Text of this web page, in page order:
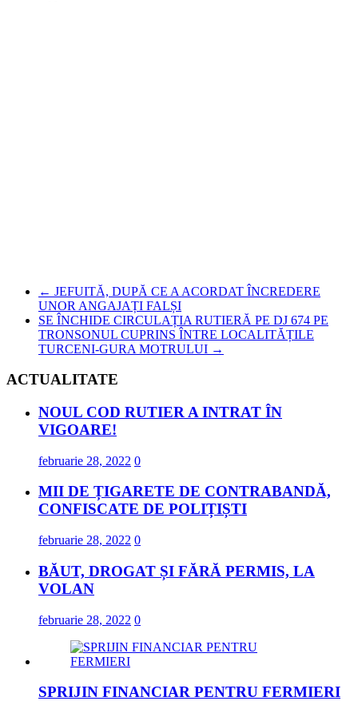
← JEFUITĂ, DUPĂ CE A ACORDAT ÎNCREDERE
UNOR ANGAJAȚI FALȘI
SE ÎNCHIDE CIRCULAȚIA RUTIERĂ PE DJ 674 PE
TRONSONUL CUPRINS ÎNTRE LOCALITĂȚILE
TURCENI-GURA MOTRULUI →
ACTUALITATE
NOUL COD RUTIER A INTRAT ÎN
VIGOARE!
februarie 28, 2022 0
MII DE ȚIGARETE DE CONTRABANDĂ,
CONFISCATE DE POLIȚIȘTI
februarie 28, 2022 0
BĂUT, DROGAT ȘI FĂRĂ PERMIS, LA
VOLAN
februarie 28, 2022 0
SPRIJIN FINANCIAR PENTRU FERMIERI